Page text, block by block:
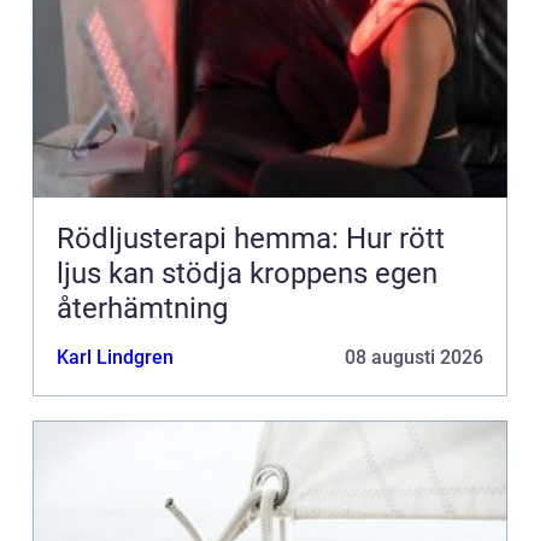
Rödljusterapi hemma: Hur rött
ljus kan stödja kroppens egen
återhämtning
Karl Lindgren 08 augusti 2026